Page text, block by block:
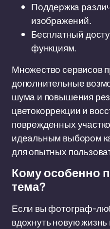
Поддержка
изображений.
Бесплатный
функциям.
Множество сервисов
дополнительные
шума и повышения
цветокоррекции и
поврежденных
идеальным выбором
для опытных
Кому особенно
тема?
Если вы фотограф-
вдохнуть новую